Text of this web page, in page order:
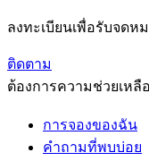
ลงทะเบียนเพื่อรับจดห
ติดตาม
ต้องการความช่วยเหลื
การจองของฉัน
คำถามที่พบบ่อย